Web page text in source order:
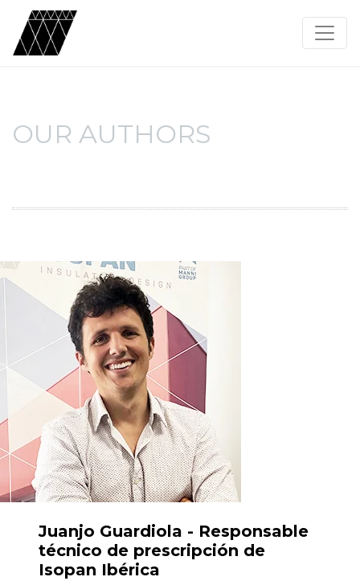
OUR AUTHORS
Juanjo Guardiola - Responsable
técnico de prescripción de
Isopan Ibérica